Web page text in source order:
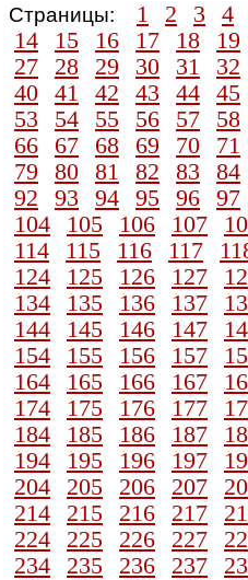
Страницы: 1 2 3
4
14
15 16 17 18
19
27
28 29 30 31
32
40
41 42 43 44
45
53
54 55 56 57
58
66
67 68 69 70
71
79
80 81 82 83
84
92
93 94 95 96
97
104
105 106 107
114
115 116 117
124
125 126 127
134
135 136 137
144
145 146 147
154
155 156 157
164
165 166 167
174
175 176 177
184
185 186 187
194
195 196 197
204
205 206 207
214
215 216 217
224
225 226 227
234
235 236 237